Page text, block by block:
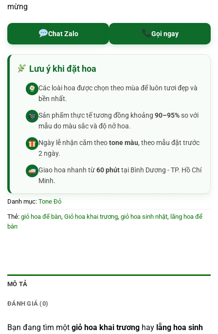
mừng
Chat Zalo Gọi ngay
Lưu ý khi đặt hoa
Các loài hoa được chọn theo mùa để luôn tươi đẹp và
bền nhất.
Sản phẩm thực tế tương đồng khoảng90–95%so với
mẫu do màu sắc và độ nở hoa.
Ngày lễ nhận cắm theotone màu, theo mẫu đặt trước
2 ngày.
Giao hoa nhanh từ60 phúttại Bình Dương - TP. Hồ Chí
Minh.
Danh mục: Tone Đỏ
Thẻ: giỏ hoa để bàn, Giỏ hoa khai trương, giỏ hoa sinh nhật, lãng hoa để
bàn
MÔ TẢ
ĐÁNH GIÁ (0)
Bạn đang tìm một giỏ hoa khai trương hay lẵng hoa sinh